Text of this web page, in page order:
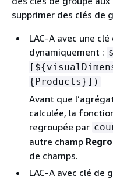
supprimer des clés de
LAC-A avec une
dynamiquement :
[${
{Products}])
Avant que
calculée, la
regroupée par
autre champ
de champs.
LAC-A avec clé de